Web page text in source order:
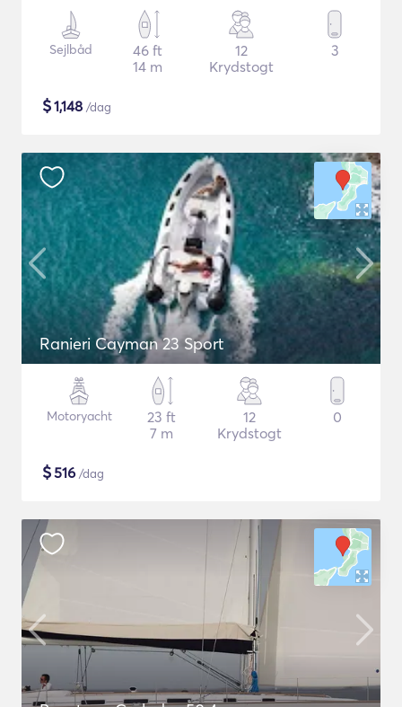
Sejlbåd
46 ft
14 m
12
Krydstogt
3
$1,148 /dag
Ranieri Cayman 23 Sport
Motoryacht
23 ft
7 m
12
Krydstogt
0
$516 /dag